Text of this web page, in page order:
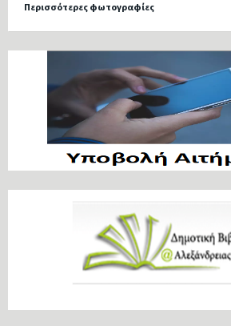
Περισσότερες φωτογραφίες